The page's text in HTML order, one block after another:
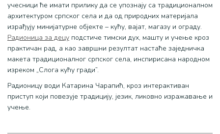
учесници ће имати прилику да се упознају са традиционалном
архитектуром српског села и да од природних материјала
израђују минијатурне објекте – кућу, вајат, магазу и ограду.
Радионица за децу подстиче тимски дух, машту и учење кроз
практичан рад, а као завршни резултат настаће заједничка
макета традиционалног српског села, инспирисана народном
изреком „Слога кућу гради”.
Радионицу води Катарина Чарапић, кроз интерактиван
приступ који повезује традицију, језик, ликовно изражавање и
учење.